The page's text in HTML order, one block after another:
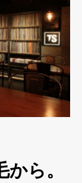
ら。